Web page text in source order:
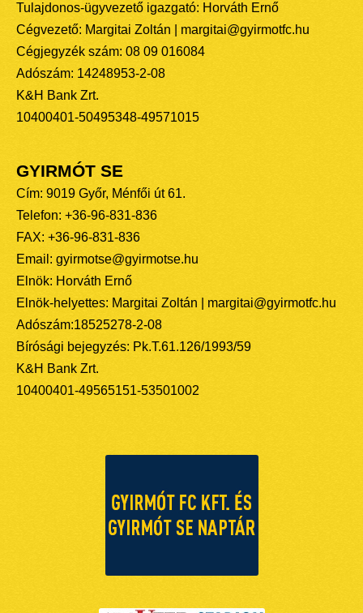
Tulajdonos-ügyvezető igazgató: Horváth Ernő
Cégvezető: Margitai Zoltán | margitai@gyirmotfc.hu
Cégjegyzék szám: 08 09 016084
Adószám: 14248953-2-08
K&H Bank Zrt.
10400401-50495348-49571015
GYIRMÓT SE
Cím: 9019 Győr, Ménfői út 61.
Telefon: +36-96-831-836
FAX: +36-96-831-836
Email: gyirmotse@gyirmotse.hu
Elnök: Horváth Ernő
Elnök-helyettes: Margitai Zoltán | margitai@gyirmotfc.hu
Adószám:18525278-2-08
Bírósági bejegyzés: Pk.T.61.126/1993/59
K&H Bank Zrt.
10400401-49565151-53501002